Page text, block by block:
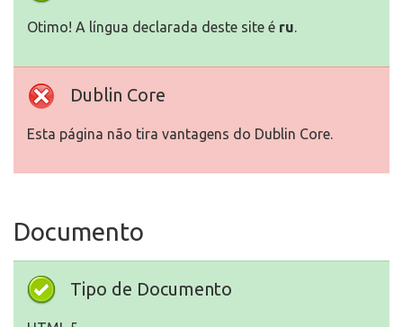
Otimo! A língua declarada deste site é ru.
Dublin Core
Esta página não tira vantagens do Dublin Core.
Documento
Tipo de Documento